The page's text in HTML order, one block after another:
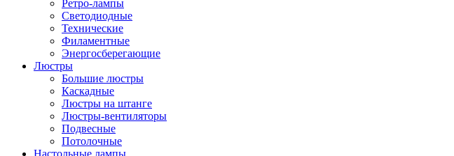
Ретро-лампы
Светодиодные
Технические
Филаментные
Энергосберегающие
Люстры
Большие люстры
Каскадные
Люстры на штанге
Люстры-вентиляторы
Подвесные
Потолочные
Настольные лампы